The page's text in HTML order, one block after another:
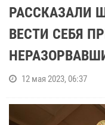
РАССКАЗАЛИ
ВЕСТИ СЕБЯ
12 мая 2023, 06:37